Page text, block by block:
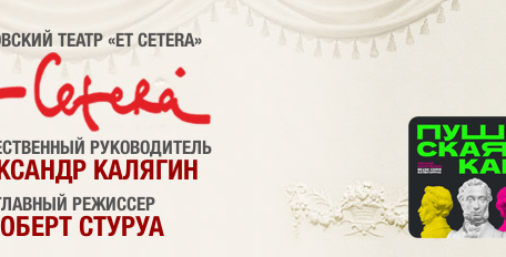
ТЕАТР «ET CETERA»
РУКОВОДИТЕЛЬ
КАЛЯГИН
РЕЖИССЕР
СТУРУА